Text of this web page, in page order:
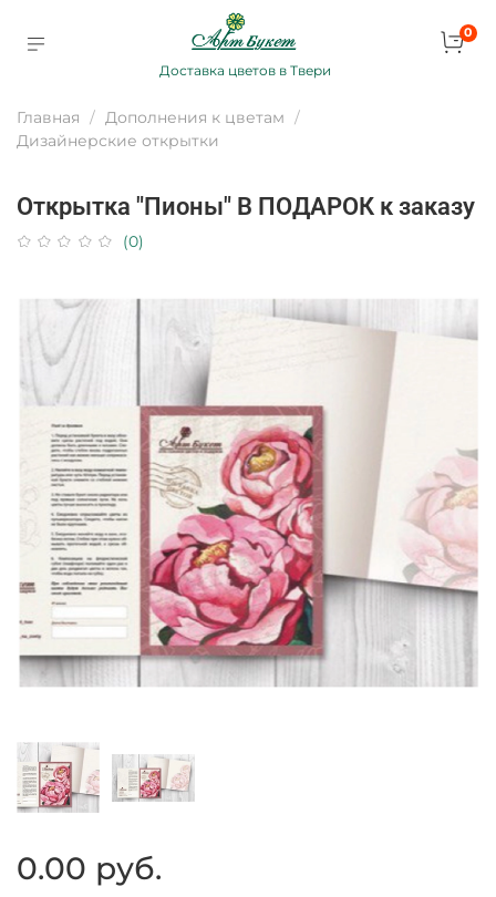
Доставка цветов в Твери
0
Главная
Дополнения к цветам
Дизайнерские открытки
Открытка "Пионы" В ПОДАРОК к заказу
(0)
0.00 руб.